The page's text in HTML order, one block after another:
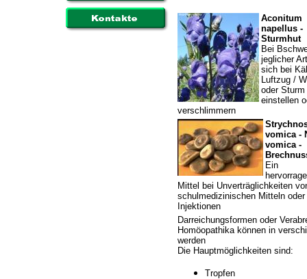
Aconitum
napellus -
Sturmhut
Bei
jeglicher
sich bei
Luftzug /
oder Sturm
einstellen
verschlimmern
vomica -
vomica -
Ein
Mittel bei Unverträglichkeiten
schulmedizinischen Mitteln oder
Injektionen
Darreichungsformen oder
Homöopathika können in
werden
Die Hauptmöglichkeiten sind:
Tropfen